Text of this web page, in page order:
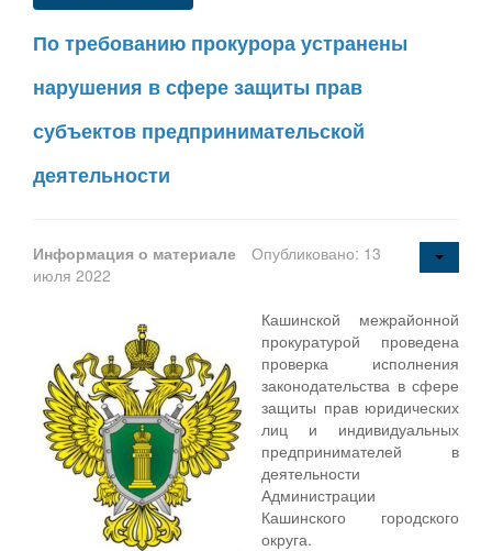
По требованию прокурора устранены
нарушения в сфере защиты прав
субъектов предпринимательской
деятельности
Информация о материале
Опубликовано: 13
июля 2022
Кашинской межрайонной
прокуратурой проведена
проверка исполнения
законодательства в сфере
защиты прав юридических
лиц и индивидуальных
предпринимателей в
деятельности
Администрации
Кашинского городского
округа.